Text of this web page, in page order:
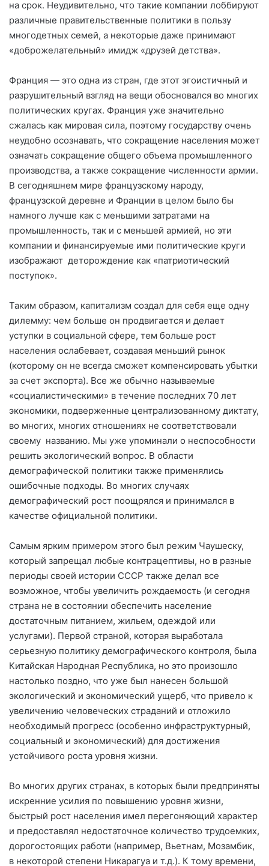
на срок. Неудивительно, что такие компании лоббируют
различные правительственные политики в пользу
многодетных семей, а некоторые даже принимают
«доброжелательный» имидж «друзей детства».
Франция — это одна из стран, где этот эгоистичный и
разрушительный взгляд на вещи обосновался во многих
политических кругах. Франция уже значительно
сжалась как мировая сила, поэтому государству очень
неудобно осознавать, что сокращение населения может
означать сокращение общего объема промышленного
производства, а также сокращение численности армии.
В сегодняшнем мире французскому народу,
французской деревне и Франции в целом было бы
намного лучше как с меньшими затратами на
промышленность, так и с меньшей армией, но эти
компании и финансируемые ими политические круги
изображают деторождение как «патриотический
поступок».
Таким образом, капитализм создал для себя еще одну
дилемму: чем больше он продвигается и делает
уступки в социальной сфере, тем больше рост
населения ослабевает, создавая меньший рынок
(которому он не всегда сможет компенсировать убытки
за счет экспорта). Все же обычно называемые
«социалистическими» в течение последних 70 лет
экономики, подверженные централизованному диктату,
во многих, многих отношениях не соответствовали
своему названию. Мы уже упоминали о неспособности
решить экологический вопрос. В области
демографической политики также применялись
ошибочные подходы. Во многих случаях
демографический рост поощрялся и принимался в
качестве официальной политики.
Самым ярким примером этого был режим Чаушеску,
который запрещал любые контрацептивы, но в разные
периоды своей истории СССР также делал все
возможное, чтобы увеличить рождаемость (и сегодня
страна не в состоянии обеспечить население
достаточным питанием, жильем, одеждой или
услугами). Первой страной, которая выработала
серьезную политику демографического контроля, была
Китайская Народная Республика, но это произошло
настолько поздно, что уже был нанесен большой
экологический и экономический ущерб, что привело к
увеличению человеческих страданий и отложило
необходимый прогресс (особенно инфраструктурный,
социальный и экономический) для достижения
устойчивого роста уровня жизни.
Во многих других странах, в которых были предприняты
искренние усилия по повышению уровня жизни,
быстрый рост населения имел перегоняющий характер
и предоставлял недостаточное количество трудоемких,
дорогостоящих работи (например, Вьетнам, Мозамбик,
в некоторой степени Никарагуа и т.д.). К тому времени,